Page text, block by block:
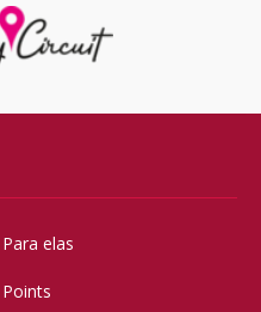
Para elas
Points